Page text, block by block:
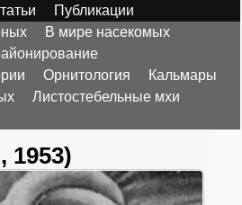
Публикации
В мире насекомых
Орнитология
Кальмары
Листостебельные мхи
1953)